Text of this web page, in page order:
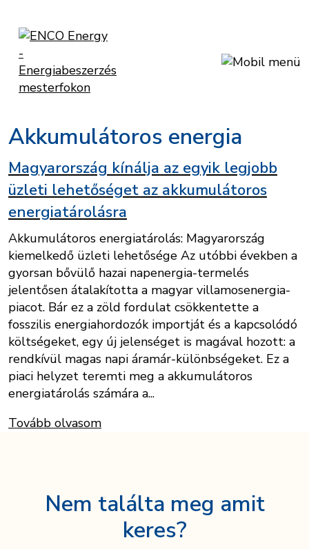
Akkumulátoros energia
Magyarország kínálja az egyik legjobb
üzleti lehetőséget az akkumulátoros
energiatárolásra
Akkumulátoros energiatárolás: Magyarország
kiemelkedő üzleti lehetősége Az utóbbi években a
gyorsan bővülő hazai napenergia-termelés
jelentősen átalakította a magyar villamosenergia-
piacot. Bár ez a zöld fordulat csökkentette a
fosszilis energiahordozók importját és a kapcsolódó
költségeket, egy új jelenséget is magával hozott: a
rendkívül magas napi áramár-különbségeket. Ez a
piaci helyzet teremti meg a akkumulátoros
energiatárolás számára a...
Tovább olvasom
Nem találta meg amit
keres?